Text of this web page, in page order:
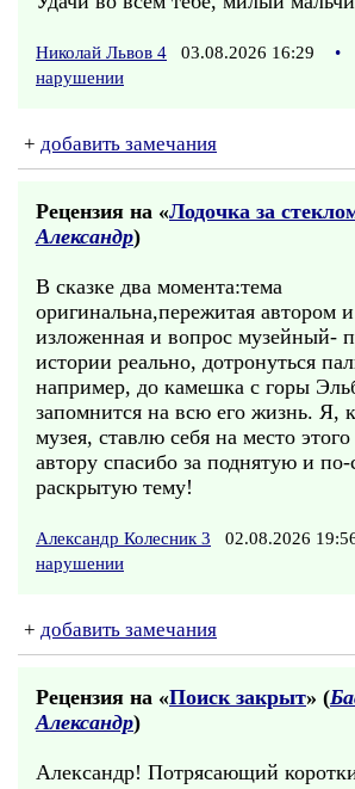
Николай Львов 4 03.08.2026 16:29 •
нарушении
+ добавить замечания
Рецензия на «Лодочка за
Александр)
В сказке два момента:тема
оригинальна,пережитая автором
изложенная и вопрос музейный-
истории реально, дотронуться
например, до камешка с горы
запомнится на всю его жизнь. Я,
музея, ставлю себя на место
автору спасибо за поднятую и по-
раскрытую тему!
Александр Колесник 3 02.08.2026
нарушении
+ добавить замечания
Рецензия на «Поиск закрыт» (
Александр)
Александр! Потрясающий